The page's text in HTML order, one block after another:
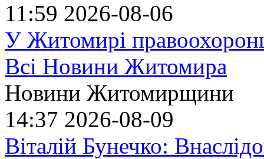
11:59 2026-08-06
У Житомирі
Всі Новини Житомира
Новини Житомирщини
14:37 2026-08-09
Віталій Бунечко: